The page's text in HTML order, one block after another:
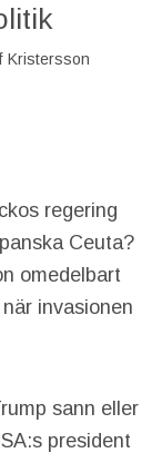
Kristersson
regering
Ceuta?
omedelbart
invasionen
sann eller
president